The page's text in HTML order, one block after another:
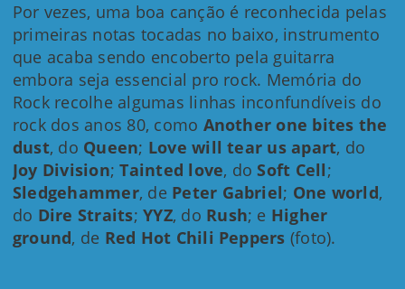
Por vezes, uma boa canção é reconhecida pelas
primeiras notas tocadas no baixo, instrumento
que acaba sendo encoberto pela guitarra
embora seja essencial pro rock. Memória do
Rock recolhe algumas linhas inconfundíveis do
rock dos anos 80, como Another one bites the
dust, do Queen; Love will tear us apart, do
Joy Division;Tainted love, doSoft Cell;
Sledgehammer, de Peter Gabriel; One world,
do Dire Straits;YYZ, do Rush; e Higher
ground, de Red Hot Chili Peppers (foto).